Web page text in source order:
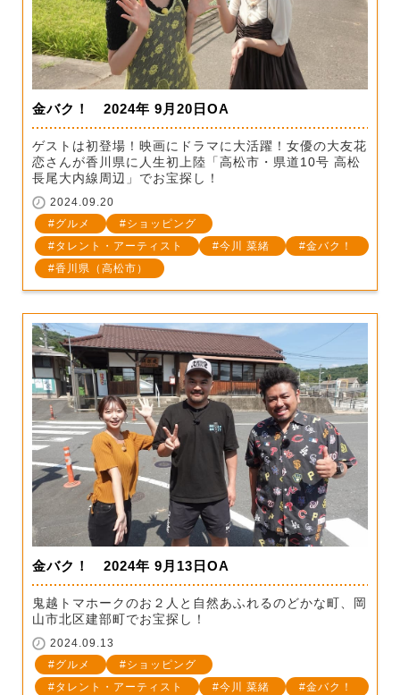
金バク！ 2024年 9月20日OA
ゲストは初登場！映画にドラマに大活躍！女優の大友花
恋さんが香川県に人生初上陸「高松市・県道10号 高松
長尾大内線周辺」でお宝探し！
2024.09.20
グルメ
ショッピング
タレント・アーティスト
今川 菜緒
金バク！
香川県（高松市）
金バク！ 2024年 9月13日OA
鬼越トマホークのお２人と自然あふれるのどかな町、岡
山市北区建部町でお宝探し！
2024.09.13
グルメ
ショッピング
タレント・アーティスト
今川 菜緒
金バク！